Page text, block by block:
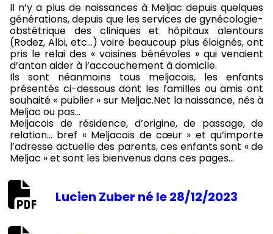
Il n’y a plus de naissances à Meljac depuis quelques
générations, depuis que les services de gynécologie-
obstétrique des cliniques et hôpitaux alentours
(Rodez, Albi, etc...) voire beaucoup plus éloignés, ont
pris le relai des « voisines bénévoles » qui venaient
d’antan aider à l’accouchement à domicile.
Ils sont néanmoins tous meljacois, les enfants
présentés ci-dessous dont les familles ou amis ont
souhaité « publier » sur Meljac.Net la naissance, nés à
Meljac ou pas…
Meljacois de résidence, d’origine, de passage, de
relation… bref « Meljacois de cœur » et qu’importe
l’adresse actuelle des parents, ces enfants sont « de
Meljac » et sont les bienvenus dans ces pages…
Lucien Zuber né le 28/12/2023